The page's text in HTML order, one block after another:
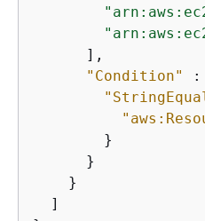
      ],
"Condition"
:
        }
      }
    }
  ]